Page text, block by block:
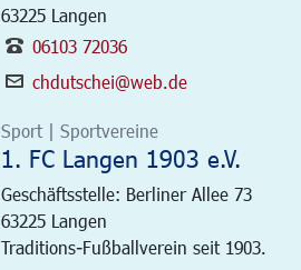
63225 Langen
06103 72036
chdutschei@web.de
Sport | Sportvereine
1. FC Langen 1903 e.V.
Geschäftsstelle: Berliner Allee 73
63225 Langen
Traditions-Fußballverein seit 1903.